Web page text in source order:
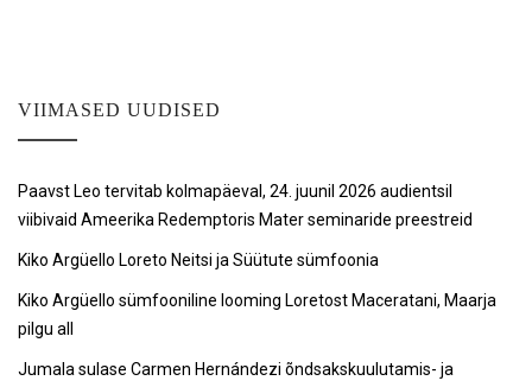
VIIMASED UUDISED
Paavst Leo tervitab kolmapäeval, 24. juunil 2026 audientsil
viibivaid Ameerika Redemptoris Mater seminaride preestreid
Kiko Argüello Loreto Neitsi ja Süütute sümfoonia
Kiko Argüello sümfooniline looming Loretost Maceratani, Maarja
pilgu all
Jumala sulase Carmen Hernándezi õndsakskuulutamis- ja